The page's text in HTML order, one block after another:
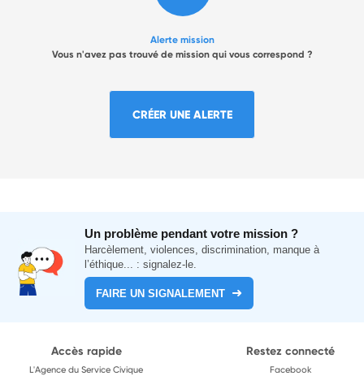
Alerte mission
Vous n'avez pas trouvé de mission qui vous correspond ?
CRÉER UNE ALERTE
Un problème pendant votre mission ?
Harcèlement, violences, discrimination, manque à
l’éthique... : signalez-le.
FAIRE UN SIGNALEMENT
Accès rapide
L'Agence du Service Civique
Restez connecté
Facebook